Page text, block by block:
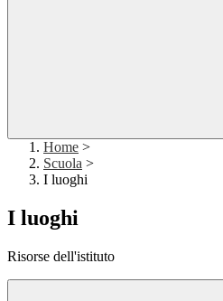
Home >
Scuola >
I luoghi
I luoghi
Risorse dell'istituto